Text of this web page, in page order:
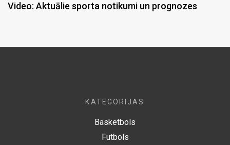
Video: Aktuālie sporta notikumi un prognozes
KATEGORIJAS
Basketbols
Futbols